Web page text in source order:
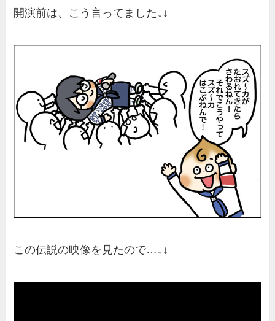
開演前は、こう言ってました↓↓
この伝説の映像を見たので…↓↓